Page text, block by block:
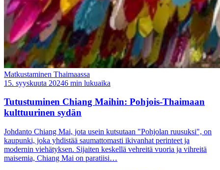
Matkustaminen Thaimaassa
15. syyskuuta 20246 min lukuaika
Tutustuminen Chiang Maihin: Pohjois-Thaimaan
kulttuurinen sydän
Johdanto Chiang Mai, jota usein kutsutaan "Pohjolan ruusuksi", on
kaupunki, joka yhdistää saumattomasti ikivanhat perinteet ja
modernin viehätyksen. Sijaiten keskellä vehreitä vuoria ja vihreitä
maisemia, Chiang Mai on paratiisi…